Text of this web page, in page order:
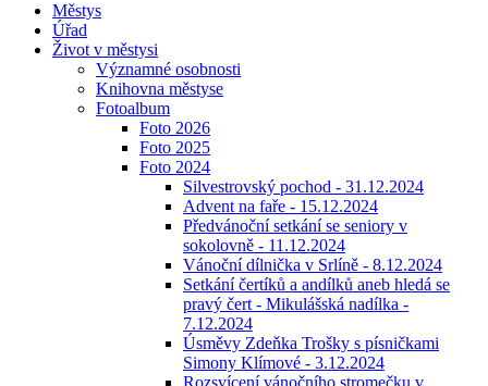
Městys
Úřad
Život v městysi
Významné osobnosti
Knihovna městyse
Fotoalbum
Foto 2026
Foto 2025
Foto 2024
Silvestrovský pochod - 31.12.2024
Advent na faře - 15.12.2024
Předvánoční setkání se seniory v
sokolovně - 11.12.2024
Vánoční dílnička v Srlíně - 8.12.2024
Setkání čertíků a andílků aneb hledá se
pravý čert - Mikulášská nadílka -
7.12.2024
Úsměvy Zdeňka Trošky s písničkami
Simony Klímové - 3.12.2024
Rozsvícení vánočního stromečku v